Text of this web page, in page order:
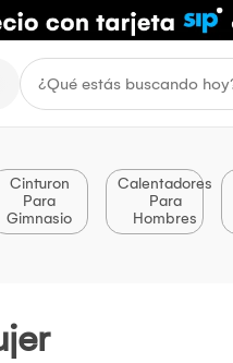
Cinturon
Para
Gimnasio
Calentadores
Para
Hombres